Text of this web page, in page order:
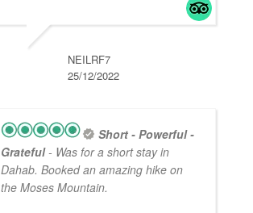
NEILRF7
25/12/2022
Short - Powerful -
Grateful- Was for a short stay in
Dahab. Booked an amazing hike on
the Moses Mountain.